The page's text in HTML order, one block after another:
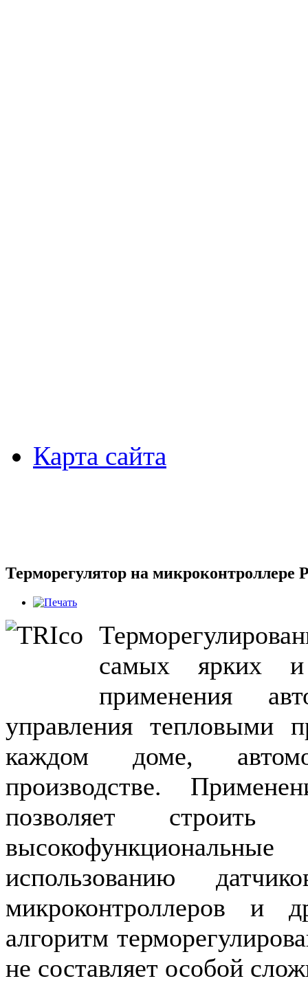
Карта сайта
Терморегулятор на микроконтроллере
самых ярких и
применения
управления тепловыми
каждом доме,
производстве.
позволяет
использованию
микроконтроллеров и
алгоритм
не составляет особой